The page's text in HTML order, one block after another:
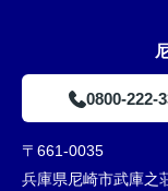
0800-222-
〒661-0035
兵庫県尼崎市武庫之